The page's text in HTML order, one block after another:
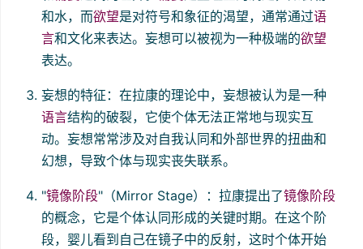
和水，而欲望是对符号和象征的渴望，通常通过语
言和文化来表达。妄想可以被视为一种极端的欲望
表达。
妄想的特征：在拉康的理论中，妄想被认为是一种
语言结构的破裂，它使个体无法正常地与现实互
动。妄想常常涉及对自我认同和外部世界的扭曲和
幻想，导致个体与现实丧失联系。
"镜像阶段"（Mirror Stage）：拉康提出了镜像阶段
的概念，它是个体认同形成的关键时期。在这个阶
段，婴儿看到自己在镜子中的反射，这时个体开始